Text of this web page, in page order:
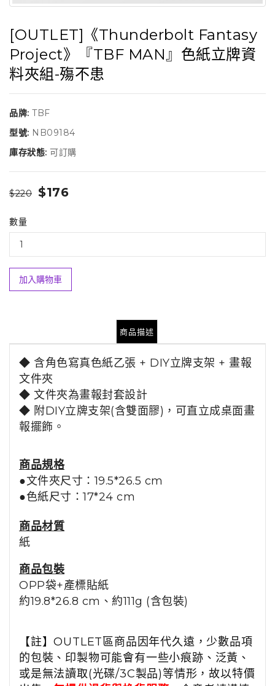
[OUTLET]《Thunderbolt Fantasy
Project》『TBF MAN』色紙立牌資
料夾組-殤不患
品牌: TBF
型號: NB09184
庫存狀態: 可訂購
$220 $176
數量
加入購物車
商品描述
◆ 含角色寫真色紙乙張 + DIY立牌支架 + 畫報
文件夾
◆ 文件夾為畫報封套設計
◆ 附DIY立牌支架(含雙面膠)，可直立成桌面畫
報擺飾。
商品規格
●文件夾尺寸：19.5*26.5 cm
●色紙尺寸：17*24 cm
商品材質
紙
商品包裝
OPP袋+產標貼紙
約19.8*26.8 cm、 約111g (含包裝)
【註】OUTLET區商品因年代久遠，少數品項
的包裝、印製物可能會有一些小痕跡、泛黃、
或是無法讀取(光碟/3C製品)等情形，故以特價